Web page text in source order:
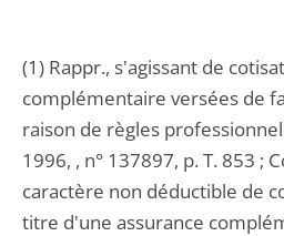
(1) Rappr., s'agissant de
complémentaire versées de
raison de règles
1996, , n° 137897, p. T. 853 ;
caractère non déductible de
titre d'une assurance